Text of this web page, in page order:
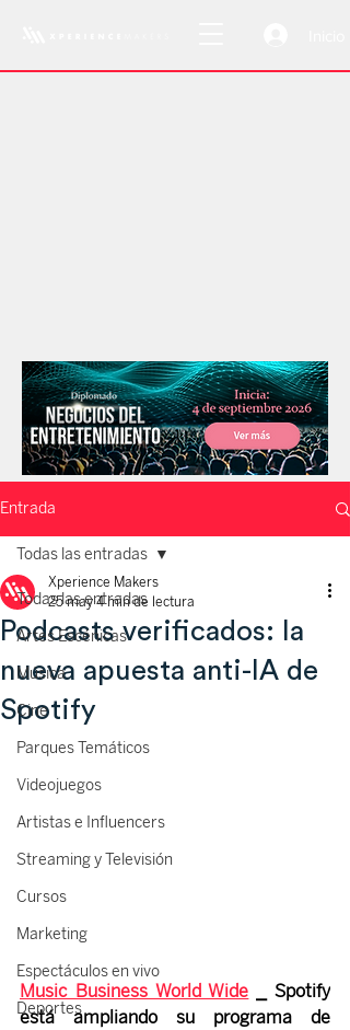
Entrada
Todas las entradas
Artes Escénicas
Música
Cine
Parques Temáticos
Videojuegos
Artistas e Influencers
Streaming y Televisión
Cursos
Marketing
Espectáculos en vivo
Deportes
Todas las entradas
Podcasts verificados: la
nueva apuesta anti-IA de
Spotify
Xperience Makers
25 may 4 min de lectura
Music Business World Wide ⎯ Spotify
está ampliando su programa de